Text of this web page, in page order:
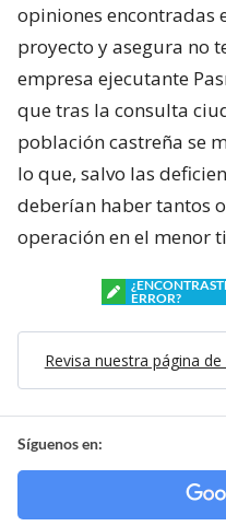
opiniones encontradas
proyecto y asegura no
empresa ejecutante
que tras la consulta
población castreña se
lo que, salvo las
deberían haber tantos
operación en el menor
ERROR?
Revisa nuestra página
Síguenos en: